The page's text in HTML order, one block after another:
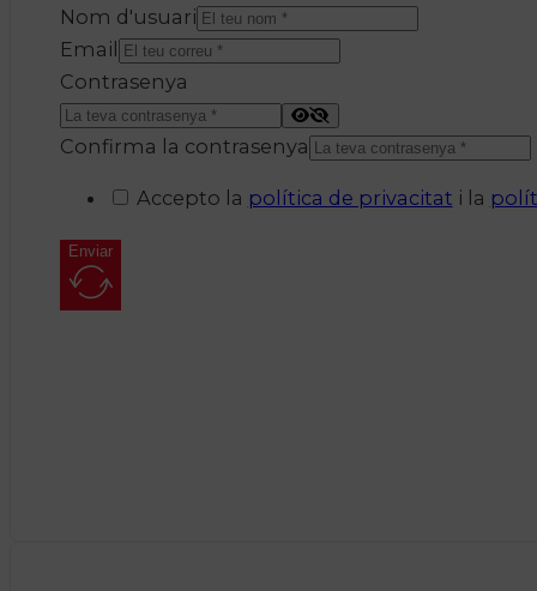
Nom d'usuari
Email
Contrasenya
Confirma la contrasenya
Accepto la política de privacitat i la
Enviar